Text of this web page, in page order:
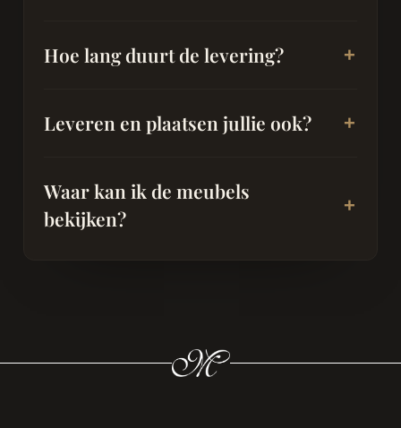
Hoe lang duurt de levering?
Leveren en plaatsen jullie ook?
Waar kan ik de meubels
bekijken?